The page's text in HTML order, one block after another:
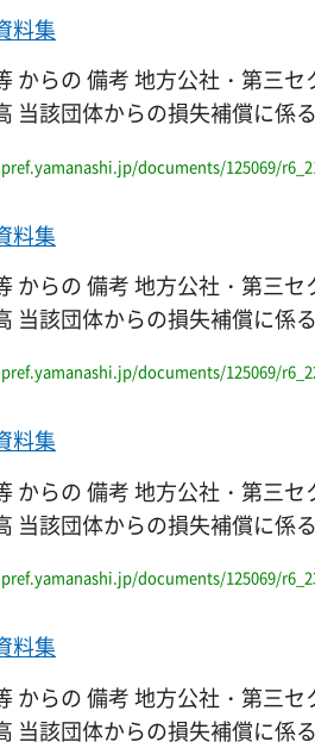
料集
からの 備考 地方公社・第三
当該団体からの損失補償に係
documents/125069/
料集
からの 備考 地方公社・第三
当該団体からの損失補償に係
documents/125069/
料集
からの 備考 地方公社・第三
当該団体からの損失補償に係
documents/125069/
料集
からの 備考 地方公社・第三
当該団体からの損失補償に係